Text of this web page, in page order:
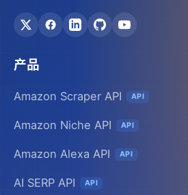
产品
Amazon Scraper API API
Amazon Niche API API
Amazon Alexa API API
AI SERP API API